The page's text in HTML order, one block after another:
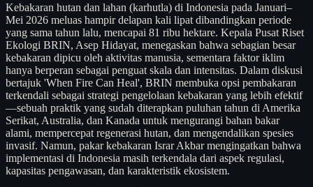
Kebakaran hutan dan lahan (karhutla) di Indonesia pada Januari–
Mei 2026 meluas hampir delapan kali lipat dibandingkan periode
yang sama tahun lalu, mencapai 81 ribu hektare. Kepala Pusat Riset
Ekologi BRIN, Asep Hidayat, menegaskan bahwa sebagian besar
kebakaran dipicu oleh aktivitas manusia, sementara faktor iklim
hanya berperan sebagai penguat skala dan intensitas. Dalam diskusi
bertajuk 'When Fire Can Heal', BRIN membuka opsi pembakaran
terkendali sebagai strategi pengelolaan kebakaran yang lebih efektif
—sebuah praktik yang sudah diterapkan puluhan tahun di Amerika
Serikat, Australia, dan Kanada untuk mengurangi bahan bakar
alami, mempercepat regenerasi hutan, dan mengendalikan spesies
invasif. Namun, pakar kebakaran Israr Akbar mengingatkan bahwa
implementasi di Indonesia masih terkendala dari aspek regulasi,
kapasitas pengawasan, dan karakteristik ekosistem.